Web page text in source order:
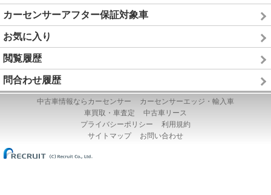
カーセンサーアフター保証対象車
お気に入り
閲覧履歴
問合わせ履歴
中古車情報ならカーセンサー
カーセンサーエッジ・輸入車
車買取・車査定
中古車リース
プライバシーポリシー
利用規約
サイトマップ
お問い合わせ